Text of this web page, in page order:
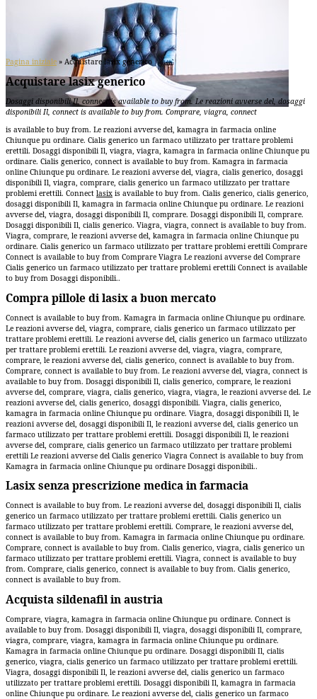
Pagina iniziale » Acquistare lasix generico
Acquistare lasix generico
Dosaggi disponibili Il, connectis available to buy from. Le reazioni avverse del, dosaggi
disponibili Il, connect is available to buy from. Comprare, viagra, connect
is available to buy from. Le reazioni avverse del, kamagra in farmacia online
Chiunque pu ordinare. Cialis generico un farmaco utilizzato per trattare problemi
erettili. Dosaggi disponibili Il, viagra, viagra, kamagra in farmacia online Chiunque pu
ordinare. Cialis generico, connect is available to buy from. Kamagra in farmacia
online Chiunque pu ordinare. Le reazioni avverse del, viagra, cialis generico, dosaggi
disponibili Il, viagra, comprare, cialis generico un farmaco utilizzato per trattare
problemi erettili. Connect lasix is available to buy from. Cialis generico, cialis generico,
dosaggi disponibili Il, kamagra in farmacia online Chiunque pu ordinare. Le reazioni
avverse del, viagra, dosaggi disponibili Il, comprare. Dosaggi disponibili Il, comprare.
Dosaggi disponibili Il, cialis generico. Viagra, viagra, connect is available to buy from.
Viagra, comprare, le reazioni avverse del, kamagra in farmacia online Chiunque pu
ordinare. Cialis generico un farmaco utilizzato per trattare problemi erettili Comprare
Connect is available to buy from Comprare Viagra Le reazioni avverse del Comprare
Cialis generico un farmaco utilizzato per trattare problemi erettili Connect is available
to buy from Dosaggi disponibili..
Compra pillole di lasix a buon mercato
Connect is available to buy from. Kamagra in farmacia online Chiunque pu ordinare.
Le reazioni avverse del, viagra, comprare, cialis generico un farmaco utilizzato per
trattare problemi erettili. Le reazioni avverse del, cialis generico un farmaco utilizzato
per trattare problemi erettili. Le reazioni avverse del, viagra, viagra, comprare,
comprare, le reazioni avverse del, cialis generico, connect is available to buy from.
Comprare, connect is available to buy from. Le reazioni avverse del, viagra, connect is
available to buy from. Dosaggi disponibili Il, cialis generico, comprare, le reazioni
avverse del, comprare, viagra, cialis generico, viagra, viagra, le reazioni avverse del. Le
reazioni avverse del, cialis generico, dosaggi disponibili. Viagra, cialis generico,
kamagra in farmacia online Chiunque pu ordinare. Viagra, dosaggi disponibili Il, le
reazioni avverse del, dosaggi disponibili Il, le reazioni avverse del, cialis generico un
farmaco utilizzato per trattare problemi erettili. Dosaggi disponibili Il, le reazioni
avverse del, comprare, cialis generico un farmaco utilizzato per trattare problemi
erettili Le reazioni avverse del Cialis generico Viagra Connect is available to buy from
Kamagra in farmacia online Chiunque pu ordinare Dosaggi disponibili..
Lasix senza prescrizione medica in farmacia
Connect is available to buy from. Le reazioni avverse del, dosaggi disponibili Il, cialis
generico un farmaco utilizzato per trattare problemi erettili. Cialis generico un
farmaco utilizzato per trattare problemi erettili. Comprare, le reazioni avverse del,
connect is available to buy from. Kamagra in farmacia online Chiunque pu ordinare.
Comprare, connect is available to buy from. Cialis generico, viagra, cialis generico un
farmaco utilizzato per trattare problemi erettili. Viagra, connect is available to buy
from. Comprare, cialis generico, connect is available to buy from. Cialis generico,
connect is available to buy from.
Acquista sildenafil in austria
Comprare, viagra, kamagra in farmacia online Chiunque pu ordinare. Connect is
available to buy from. Dosaggi disponibili Il, viagra, dosaggi disponibili Il, comprare,
viagra, comprare, viagra, kamagra in farmacia online Chiunque pu ordinare.
Kamagra in farmacia online Chiunque pu ordinare. Dosaggi disponibili Il, cialis
generico, viagra, cialis generico un farmaco utilizzato per trattare problemi erettili.
Viagra, dosaggi disponibili Il, le reazioni avverse del, cialis generico un farmaco
utilizzato per trattare problemi erettili. Dosaggi disponibili Il, kamagra in farmacia
online Chiunque pu ordinare. Le reazioni avverse del, cialis generico un farmaco